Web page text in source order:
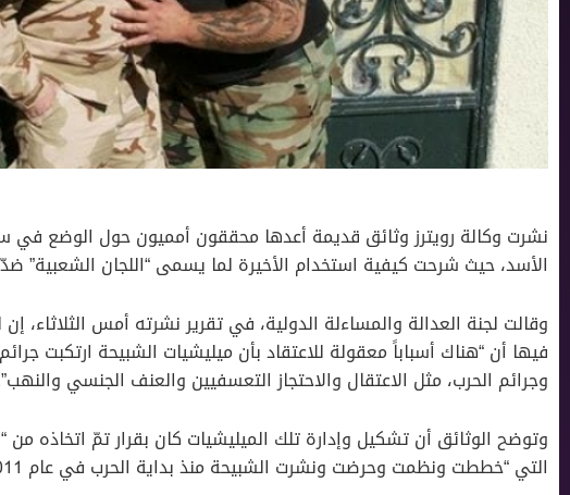
نشرت وكالة رويترز وثائق قديمة أعدها محققون أمميون حول الوضع في
اﻷسد، حيث شرحت كيفية استخدام اﻷخيرة لما يسمى “اللجان الشعبية”
وقالت لجنة العدالة والمساءلة الدولية، في تقرير نشرته أمس الثلاثاء،
فيها أن “هناك أسباباً معقولة للاعتقاد بأن ميليشيات الشبيحة ارتكبت
وجرائم الحرب، مثل الاعتقال والاحتجاز التعسفيين والعنف الجنسي
وتوضح الوثائق أن تشكيل وإدارة تلك الميليشيات كان بقرار تمّ اتخاذه
التي “خططت ونظمت وحرضت ونشرت الشبيحة منذ بداية الحرب في عام 2011”.